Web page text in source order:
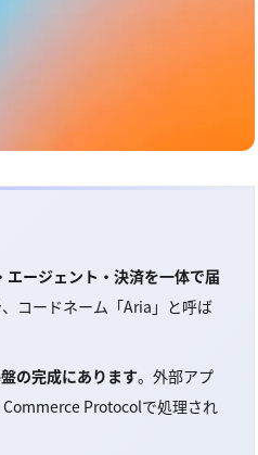
ージェント・決済を一体で届
コードネーム「Aria」と呼ば
の完成にあります。外部アプ
Protocolで処理され